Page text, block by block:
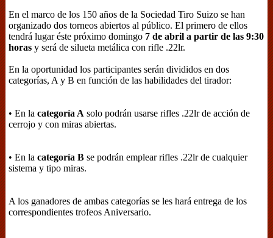
En el marco de los 150 años de la Sociedad Tiro Suizo se han
organizado dos torneos abiertos al público. El primero de ellos
tendrá lugar éste próximo domingo 7 de abril a partir de las 9:30
horas y será de silueta metálica con rifle .22lr.
En la oportunidad los participantes serán divididos en dos
categorías, A y B en función de las habilidades del tirador:
• En la categoría A solo podrán usarse rifles .22lr de acción de
cerrojo y con miras abiertas.
• En la categoría B se podrán emplear rifles .22lr de cualquier
sistema y tipo miras.
A los ganadores de ambas categorías se les hará entrega de los
correspondientes trofeos Aniversario.